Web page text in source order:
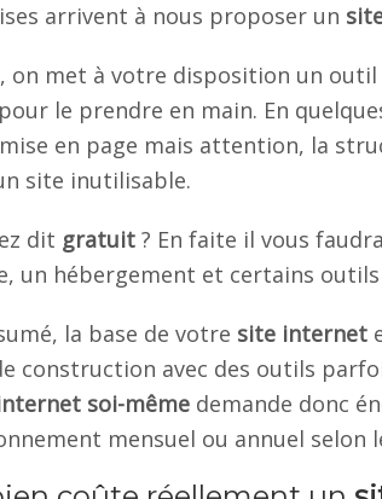
arrivent à nous proposer un
on met à votre disposition un
le prendre en main. En
en page mais attention, la
site inutilisable.
dit gratuit ? En faite il vous
un hébergement et certains
la base de votre site internet
construction avec des outils
soi-même demande donc
mensuel ou annuel selon